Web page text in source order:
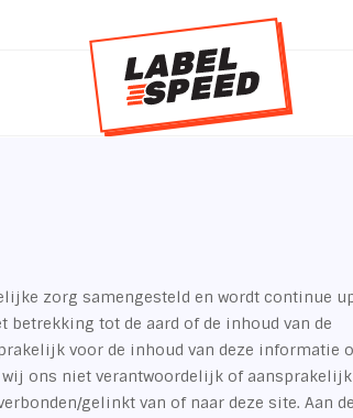
zorg samengesteld en wordt continue
betrekking tot de aard of de inhoud van de
voor de inhoud van deze informatie
wij ons niet verantwoordelijk of aansprakelijk
gelinkt van of naar deze site. Aan